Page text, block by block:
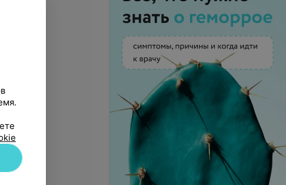
по телефону
700 руб.
Запись по телефону